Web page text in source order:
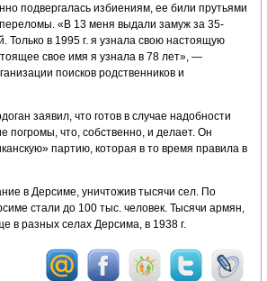
подвергалась избиениям, ее били прутьями
переломы. «В 13 меня выдали замуж за 35-
в 1995 г. я узнала свою настоящую
свое имя я узнала в 78 лет», —
поисков родственников и
заявил, что готов в случае надобности
погромы, что, собственно, и делает. Он
партию, которая в то время правила в
в Дерсиме, уничтожив тысячи сел. По
стали до 100 тыс. человек. Тысячи армян,
в разных селах Дерсима, в 1938 г.